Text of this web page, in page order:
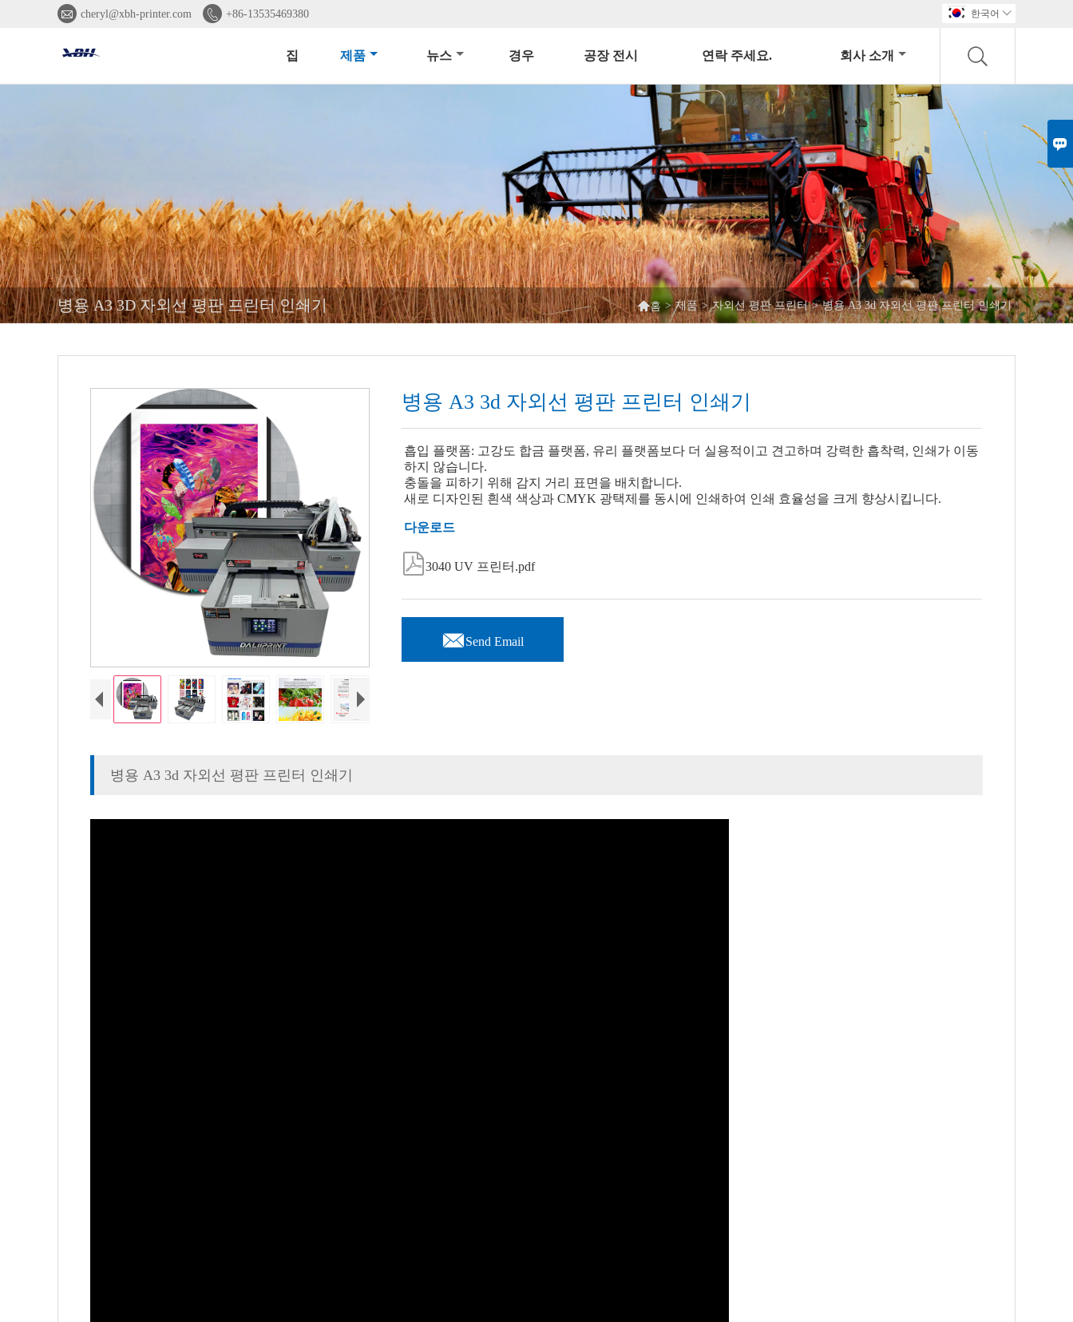

 cheryl@xbh-printer.com  +86-13535469380 한국어 
집 제품 뉴스 경우 공장 전시 연락 주세요. 회사 소개
병용 A3 3D 자외선 평판 프린터 인쇄기 홈 > 제품 > 자외선 평판 프린터 > 병용 A3 3d 자외선 평판 프린터 인쇄기
병용 A3 3d 자외선 평판 프린터 인쇄기
흡입 플랫폼: 고강도 합금 플랫폼, 유리 플랫폼보다 더 실용적이고 견고하며 강력한 흡착력, 인쇄가 이동
하지 않습니다.
충돌을 피하기 위해 감지 거리 표면을 배치합니다.
새로 디자인된 흰색 색상과 CMYK 광택제를 동시에 인쇄하여 인쇄 효율성을 크게 향상시킵니다.
다운로드
3040 UV 프린터.pdf
Send Email
병용 A3 3d 자외선 평판 프린터 인쇄기